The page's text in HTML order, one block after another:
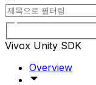
Vivox Unity SDK
Overview